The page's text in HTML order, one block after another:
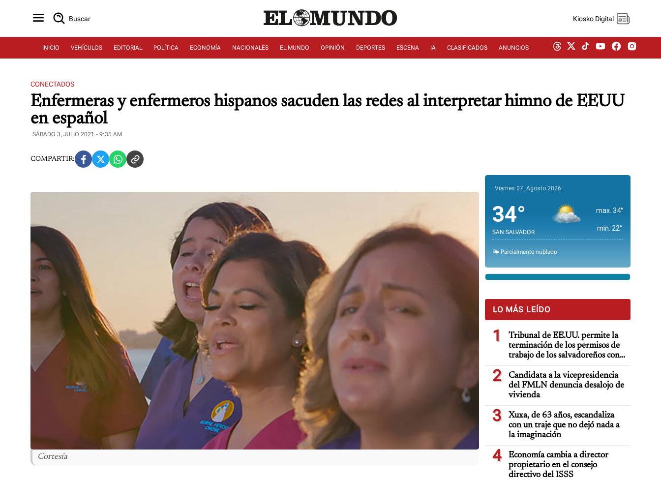
Buscar Kiosko Digital
INICIO VEHÍCULOS EDITORIAL POLÍTICA ECONOMÍA NACIONALES EL MUNDO OPINIÓN DEPORTES ESCENA IA CLASIFICADOS ANUNCIOS
CONECTADOS
Enfermeras y enfermeros hispanos sacuden las redes al interpretar himno de EEUU
en español
SÁBADO 3, JULIO 2021 - 9:35 AM
COMPARTIR:
Cortesía
Viernes 07, Agosto 2026
34°
SAN SALVADOR
max. 34°
min. 22°
🌤️ Parcialmente nublado
LO MÁS LEÍDO
1
Tribunal de EE.UU. permite la
terminación de los permisos de
trabajo de los salvadoreños con
TPS
2
Candidata a la vicepresidencia
del FMLN denuncia desalojo de
vivienda
3
Xuxa, de 63 años, escandaliza
con un traje que no dejó nada a
la imaginación
4
Economía cambia a director
propietario en el consejo
directivo del ISSS